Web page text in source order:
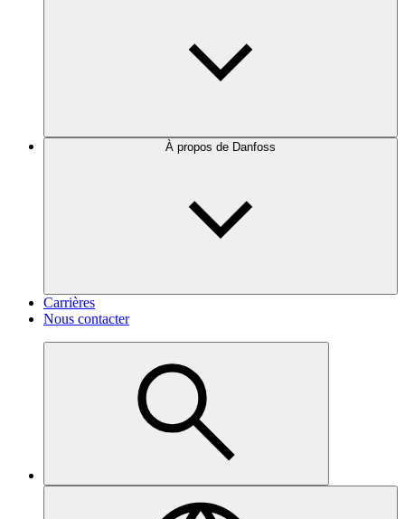
À propos de Danfoss
Carrières
Nous contacter